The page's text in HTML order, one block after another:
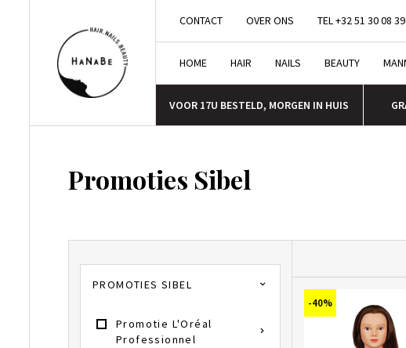
CONTACT OVER ONS TEL +32 51 30 08 39
HOME HAIR NAILS BEAUTY
VOOR 17U BESTELD, MORGEN IN HUIS
Promoties Sibel
PROMOTIES SIBEL
Promotie L'Oréal
Professionnel
-40%